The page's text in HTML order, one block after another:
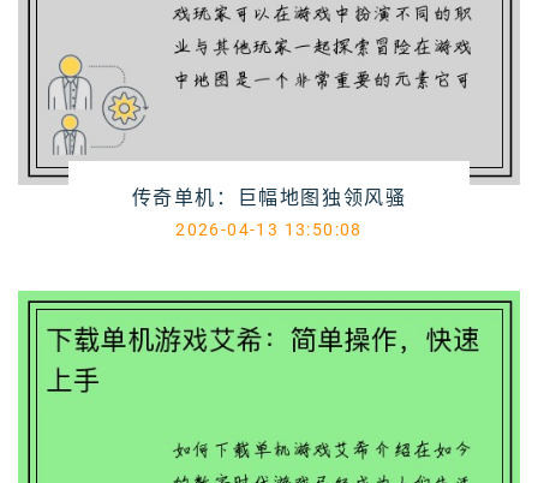
传奇单机：巨幅地图独领风骚
2026-04-13 13:50:08